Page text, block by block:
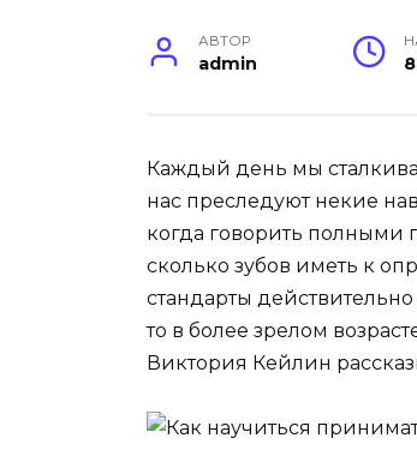
АВТОР
admin
Каждый день мы
нас преследуют некие
когда говорить полными
сколько зубов иметь к
стандарты
то в более зрелом
Виктория Кейлин